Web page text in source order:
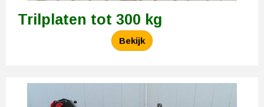
Trilplaten tot 300 kg
Bekijk